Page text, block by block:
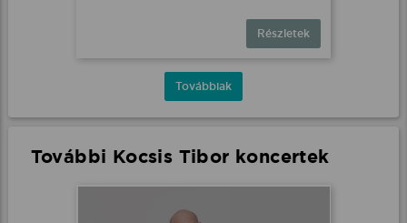
Részletek
Továbbiak
További Kocsis Tibor koncertek